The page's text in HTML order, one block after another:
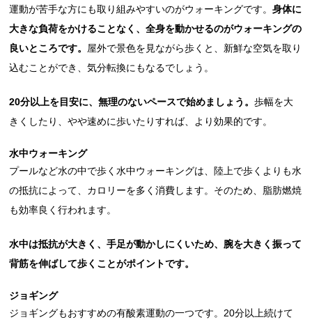
運動が苦手な方にも取り組みやすいのがウォーキングです。身体に
大きな負荷をかけることなく、全身を動かせるのがウォーキングの
良いところです。 屋外で景色を見ながら歩くと、新鮮な空気を取り
込むことができ、気分転換にもなるでしょう。
20分以上を目安に、無理のないペースで始めましょう。歩幅を大
きくしたり、やや速めに歩いたりすれば、より効果的です。
水中ウォーキング
プールなど水の中で歩く水中ウォーキングは、陸上で歩くよりも水
の抵抗によって、カロリーを多く消費します。そのため、脂肪燃焼
も効率良く行われます。
水中は抵抗が大きく、手足が動かしにくいため、腕を大きく振って
背筋を伸ばして歩くことがポイントです。
ジョギング
ジョギングもおすすめの有酸素運動の一つです。20分以上続けて